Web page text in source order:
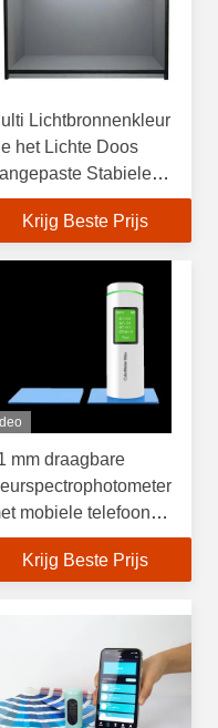
Lichtbronnenkleur
het Lichte Doos
Stabiele
aanpassen
Krijg Beste Prijs
mm draagbare
mobiele telefoon
ingebouwd RAL
Pantone kleuren
Krijg Beste Prijs